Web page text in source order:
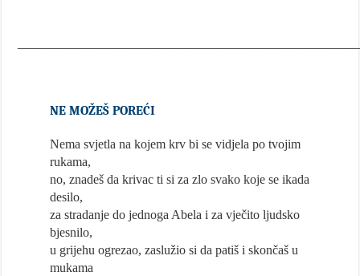
NE MOŽEŠ POREĆI
Nema svjetla na kojem krv bi se vidjela po tvojim
rukama,
no, znadeš da krivac ti si za zlo svako koje se ikada
desilo,
za stradanje do jednoga Abela i za vječito ljudsko
bjesnilo,
u grijehu ogrezao, zaslužio si da patiš i skončaš u
mukama